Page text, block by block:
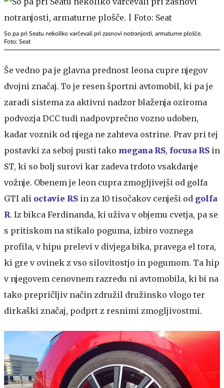
So pa pri Seatu nekoliko varčevali pri zasnovi notranjosti, armaturne plošče.
Foto: Seat
Še vedno pa je glavna prednost leona cupre njegov
dvojni značaj. To je resen športni avtomobil, ki pa je
zaradi sistema za aktivni nadzor blaženja oziroma
podvozja DCC tudi nadpovprečno vozno udoben,
kadar voznik od njega ne zahteva ostrine. Prav pri tej
postavki za seboj pusti tako megana RS, focusa RS in
ST, ki so bolj surovi kar zadeva trdoto vsakdanje
vožnje. Obenem je leon cupra zmogljivejši od golfa
GTI ali octavie RS in za 10 tisočakov cenješi od golfa
R. Iz bikca Ferdinanda, ki uživa v objemu cvetja, pa se
s pritiskom na stikalo poguma, izbiro voznega
profila, v hipu prelevi v divjega bika, pravega el tora,
ki gre v ovinek z vso silovitostjo in pogumom. Ta hip
v njegovem cenovnem razredu ni avtomobila, ki bi na
tako prepričljiv način združil družinsko vlogo ter
dirkaški značaj, podprt z resnimi zmogljivostmi.